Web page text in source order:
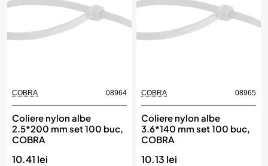
COBRA 08964
Coliere nylon albe
2.5*200 mm set 100 buc,
COBRA
10.41 lei
COBRA 08965
Coliere nylon albe
3.6*140 mm set 100 buc,
COBRA
10.13 lei